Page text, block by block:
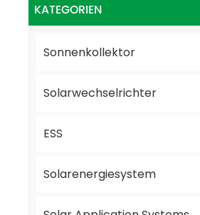
KATEGORIEN
Sonnenkollektor
Solarwechselrichter
ESS
Solarenergiesystem